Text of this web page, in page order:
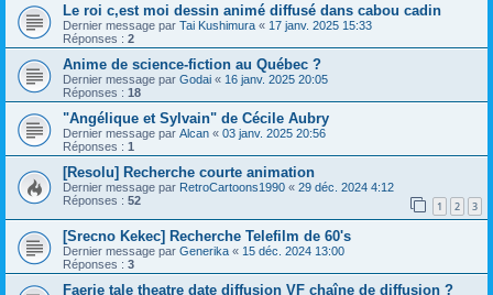
Le roi c,est moi dessin animé diffusé dans cabou cadin
Dernier message par Tai Kushimura « 17 janv. 2025 15:33
Réponses : 2
Anime de science-fiction au Québec ?
Dernier message par Godai « 16 janv. 2025 20:05
Réponses : 18
"Angélique et Sylvain" de Cécile Aubry
Dernier message par Alcan « 03 janv. 2025 20:56
Réponses : 1
[Resolu] Recherche courte animation
Dernier message par RetroCartoons1990 « 29 déc. 2024 4:12
Réponses : 52 1 2 3
[Srecno Kekec] Recherche Telefilm de 60's
Dernier message par Generika « 15 déc. 2024 13:00
Réponses : 3
Faerie tale theatre date diffusion VF chaîne de diffusion ?